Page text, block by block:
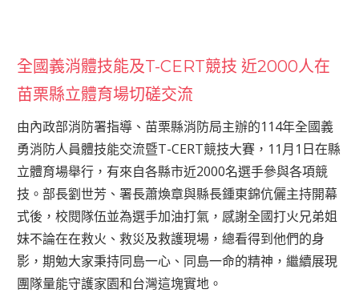
全國義消體技能及T-CERT競技 近2000人在
苗栗縣立體育場切磋交流
由內政部消防署指導、苗栗縣消防局主辦的114年全國義
勇消防人員體技能交流暨T-CERT競技大賽，11月1日在縣
立體育場舉行，有來自各縣市近2000名選手參與各項競
技。部長劉世芳、署長蕭煥章與縣長鍾東錦伉儷主持開幕
式後，校閱隊伍並為選手加油打氣，感謝全國打火兄弟姐
妹不論在在救火、救災及救護現場，總看得到他們的身
影，期勉大家秉持同島一心、同島一命的精神，繼續展現
團隊量能守護家園和台灣這塊實地。